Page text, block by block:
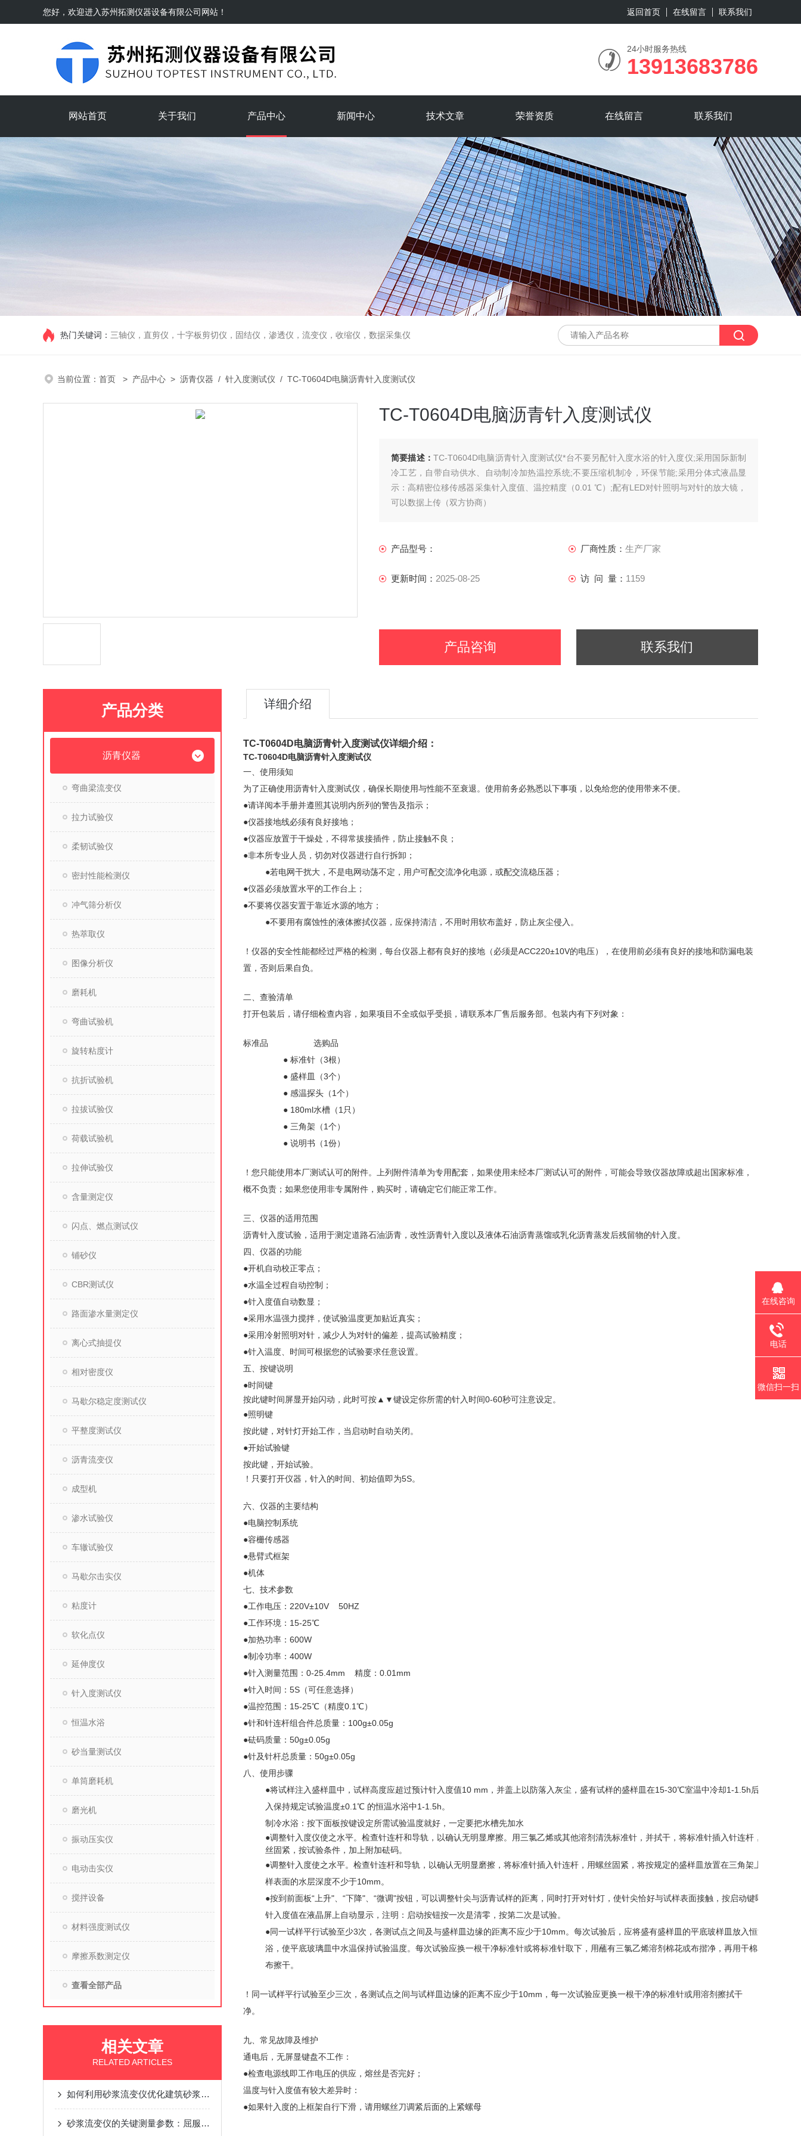
您好，欢迎进入苏州拓测仪器设备有限公司 网站！ 返回首页 在线留言 联系我们
24小时服务热线
13913683786
网站首页 关于我们 产品中心 新闻中心 技术文章 荣誉资质 在线留言 联系我们
热门关键词： 三轴仪，直剪仪，十字板剪切仪，固结仪，渗透仪，流变仪，收缩仪，数据采集仪
当前位置： 首页 > 产品中心 > 沥青仪器 / 针入度测试仪 / TC-T0604D电脑沥青针入度测试仪
TC-T0604D电脑沥青针入度测试仪
简要描述：TC-T0604D电脑沥青针入度测试仪*台不要另配针入度水浴的针入度仪;采用国际新制
冷工艺，自带自动供水、自动制冷加热温控系统;不要压缩机制冷，环保节能;采用分体式液晶显
示：高精密位移传感器采集针入度值、温控精度（0.01 ℃）;配有LED对针照明与对针的放大镜，
可以数据上传（双方协商）
产品型号： 厂商性质： 生产厂家
更新时间： 2025-08-25 访 问 量： 1159
产品咨询 联系我们
产品分类
沥青仪器
弯曲梁流变仪
拉力试验仪
柔韧试验仪
密封性能检测仪
冲气筛分析仪
热萃取仪
图像分析仪
磨耗机
弯曲试验机
旋转粘度计
抗折试验机
拉拔试验仪
荷载试验机
拉伸试验仪
含量测定仪
闪点、燃点测试仪
铺砂仪
CBR测试仪
路面渗水量测定仪
离心式抽提仪
相对密度仪
马歇尔稳定度测试仪
平整度测试仪
沥青流变仪
成型机
渗水试验仪
车辙试验仪
马歇尔击实仪
粘度计
软化点仪
延伸度仪
针入度测试仪
恒温水浴
砂当量测试仪
单筒磨耗机
磨光机
振动压实仪
电动击实仪
搅拌设备
材料强度测试仪
摩擦系数测定仪
查看全部产品
相关文章
RELATED ARTICLES
如何利用砂浆流变仪优化建筑砂浆配方？
砂浆流变仪的关键测量参数：屈服应力与塑性粘度
详细介绍
TC-T0604D电脑沥青针入度测试仪详细介绍：
TC-T0604D电脑沥青针入度测试仪
一、使用须知
为了正确使用沥青针入度测试仪，确保长期使用与性能不至衰退。使用前务必熟悉以下事项，以免给您的使用带来不便。
●请详阅本手册并遵照其说明内所列的警告及指示；
●仪器接地线必须有良好接地；
●仪器应放置于干燥处，不得常拔接插件，防止接触不良；
●非本所专业人员，切勿对仪器进行自行拆卸；
●若电网干扰大，不是电网动荡不定，用户可配交流净化电源，或配交流稳压器；
●仪器必须放置水平的工作台上；
●不要将仪器安置于靠近水源的地方；
●不要用有腐蚀性的液体擦拭仪器，应保持清洁，不用时用软布盖好，防止灰尘侵入。
！仪器的安全性能都经过严格的检测，每台仪器上都有良好的接地（必须是ACC220±10V的电压），在使用前必须有良好的接地和防漏电装
置，否则后果自负。
二、查验清单
打开包装后，请仔细检查内容，如果项目不全或似乎受损，请联系本厂售后服务部。包装内有下列对象：
标准品 选购品
● 标准针（3根）
● 盛样皿（3个）
● 感温探头（1个）
● 180ml水槽（1只）
● 三角架（1个）
● 说明书（1份）
！您只能使用本厂测试认可的附件。上列附件清单为专用配套，如果使用未经本厂测试认可的附件，可能会导致仪器故障或超出国家标准，
概不负责；如果您使用非专属附件，购买时，请确定它们能正常工作。
三、仪器的适用范围
沥青针入度试验，适用于测定道路石油沥青，改性沥青针入度以及液体石油沥青蒸馏或乳化沥青蒸发后残留物的针入度。
四、仪器的功能
●开机自动校正零点；
●水温全过程自动控制；
●针入度值自动数显；
●采用水温强力搅拌，使试验温度更加贴近真实；
●采用冷射照明对针，减少人为对针的偏差，提高试验精度；
●针入温度、时间可根据您的试验要求任意设置。
五、按键说明
●时间键
按此键时间屏显开始闪动，此时可按▲▼键设定你所需的针入时间0-60秒可注意设定。
●照明键
按此键，对针灯开始工作，当启动时自动关闭。
●开始试验键
按此键，开始试验。
！ 只要打开仪器，针入的时间、初始值即为5S。
六、仪器的主要结构
●电脑控制系统
●容栅传感器
●悬臂式框架
●机体
七、技术参数
●工作电压：220V±10V 50HZ
●工作环境：15-25℃
●加热功率：600W
●制冷功率：400W
●针入测量范围：0-25.4mm 精度：0.01mm
●针入时间：5S（可任意选择）
●温控范围：15-25℃（精度0.1℃）
●针和针连杆组合件总质量：100g±0.05g
●砝码质量：50g±0.05g
●针及针杆总质量：50g±0.05g
八、使用步骤
●将试样注入盛样皿中，试样高度应超过预计针入度值10 mm，并盖上以防落入灰尘，盛有试样的盛样皿在15-30℃室温中冷却1-1.5h后，移
入保持规定试验温度±0.1℃ 的恒温水浴中1-1.5h。
制冷水浴：按下面板按键设定所需试验温度就好，一定要把水槽先加水
●调整针入度仪使之水平。检查针连杆和导轨，以确认无明显摩擦。用三氯乙烯或其他溶剂清洗标准针，并拭干，将标准针插入针连杆，用螺
丝固紧，按试验条件，加上附加砝码。
●调整针入度使之水平。检查针连杆和导轨，以确认无明显磨擦，将标准针插入针连杆，用螺丝固紧，将按规定的盛样皿放置在三角架上，试
样表面的水层深度不少于10mm。
●按到前面板“上升"、“下降"、“微调"按钮，可以调整针尖与沥青试样的距离，同时打开对针灯，使针尖恰好与试样表面接触，按启动键即可，
针入度值在液晶屏上自动显示，注明：启动按钮按一次是清零，按第二次是试验。
●同一试样平行试验至少3次，各测试点之间及与盛样皿边缘的距离不应少于10mm。每次试验后，应将盛有盛样皿的平底玻样皿放入恒温水
浴，使平底玻璃皿中水温保持试验温度。每次试验应换一根干净标准针或将标准针取下，用蘸有三氯乙烯溶剂棉花或布揩净，再用干棉花或
布擦干。
！同一试样平行试验至少三次，各测试点之间与试样皿边缘的距离不应少于10mm，每一次试验应更换一根干净的标准针或用溶剂擦拭干
净。
九、常见故障及维护
通电后，无屏显键盘不工作：
●检查电源线即工作电压的供应，熔丝是否完好；
温度与针入度值有较大差异时：
●如果针入度的上框架自行下滑，请用螺丝刀调紧后面的上紧螺母
在线咨询
电话
微信扫一扫